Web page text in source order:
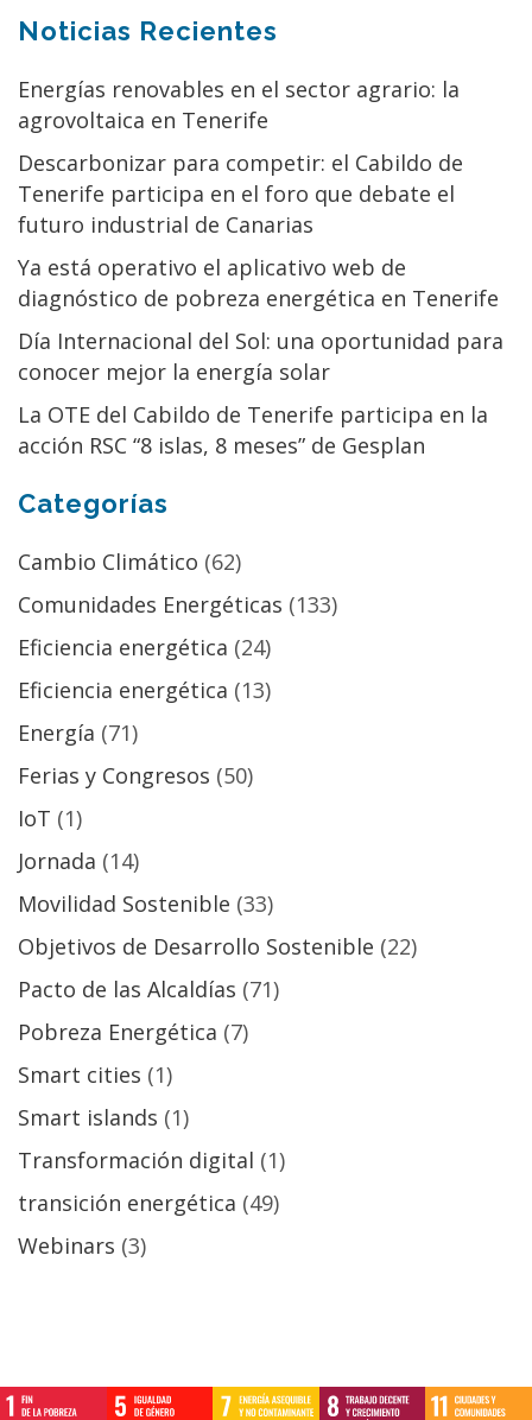
Noticias Recientes
Energías renovables en el sector agrario: la
agrovoltaica en Tenerife
Descarbonizar para competir: el Cabildo de
Tenerife participa en el foro que debate el
futuro industrial de Canarias
Ya está operativo el aplicativo web de
diagnóstico de pobreza energética en Tenerife
Día Internacional del Sol: una oportunidad para
conocer mejor la energía solar
La OTE del Cabildo de Tenerife participa en la
acción RSC “8 islas, 8 meses” de Gesplan
Categorías
Cambio Climático (62)
Comunidades Energéticas (133)
Eficiencia energética (24)
Eficiencia energética (13)
Energía (71)
Ferias y Congresos (50)
IoT (1)
Jornada (14)
Movilidad Sostenible (33)
Objetivos de Desarrollo Sostenible (22)
Pacto de las Alcaldías (71)
Pobreza Energética (7)
Smart cities (1)
Smart islands (1)
Transformación digital (1)
transición energética (49)
Webinars (3)